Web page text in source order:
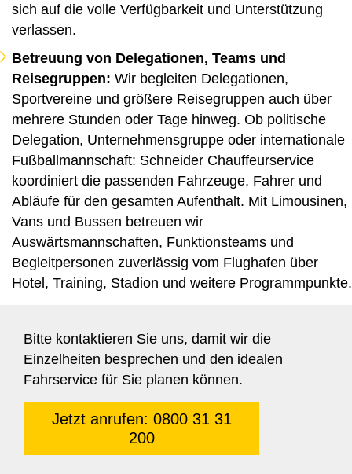
sich auf die volle Verfügbarkeit und Unterstützung
verlassen.
Betreuung von Delegationen, Teams und
Reisegruppen: Wir begleiten Delegationen,
Sportvereine und größere Reisegruppen auch über
mehrere Stunden oder Tage hinweg. Ob politische
Delegation, Unternehmensgruppe oder internationale
Fußballmannschaft: Schneider Chauffeurservice
koordiniert die passenden Fahrzeuge, Fahrer und
Abläufe für den gesamten Aufenthalt. Mit Limousinen,
Vans und Bussen betreuen wir
Auswärtsmannschaften, Funktionsteams und
Begleitpersonen zuverlässig vom Flughafen über
Hotel, Training, Stadion und weitere Programmpunkte.
Bitte kontaktieren Sie uns, damit wir die
Einzelheiten besprechen und den idealen
Fahrservice für Sie planen können.
Jetzt anrufen: 0800 31 31
200